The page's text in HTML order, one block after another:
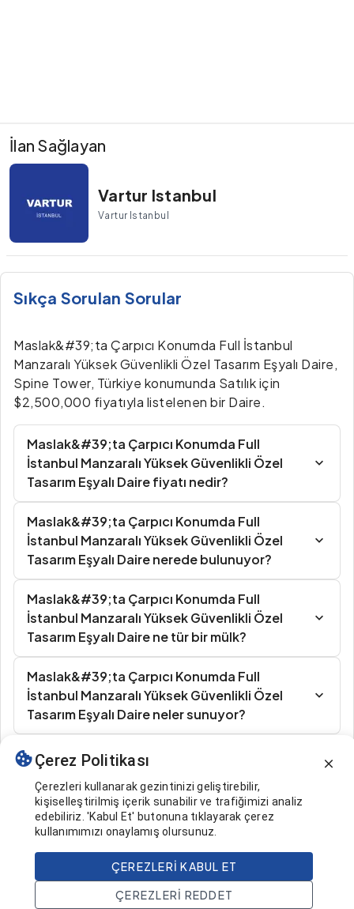
İlan Sağlayan
Vartur Istanbul
Vartur Istanbul
Sıkça Sorulan Sorular
Maslak&#39;ta Çarpıcı Konumda Full İstanbul
Manzaralı Yüksek Güvenlikli Özel Tasarım Eşyalı Daire,
Spine Tower, Türkiye konumunda Satılık için
$2,500,000 fiyatıyla listelenen bir Daire.
Maslak&#39;ta Çarpıcı Konumda Full
İstanbul Manzaralı Yüksek Güvenlikli Özel
Tasarım Eşyalı Daire fiyatı nedir?
Maslak&#39;ta Çarpıcı Konumda Full
İstanbul Manzaralı Yüksek Güvenlikli Özel
Tasarım Eşyalı Daire nerede bulunuyor?
Maslak&#39;ta Çarpıcı Konumda Full
İstanbul Manzaralı Yüksek Güvenlikli Özel
Tasarım Eşyalı Daire ne tür bir mülk?
Maslak&#39;ta Çarpıcı Konumda Full
İstanbul Manzaralı Yüksek Güvenlikli Özel
Tasarım Eşyalı Daire neler sunuyor?
Benzer İlanlar
2.500.000 $
Çerez Politikası
Çerezleri kullanarak gezintinizi geliştirebilir,
kişiselleştirilmiş içerik sunabilir ve trafiğimizi analiz
edebiliriz. 'Kabul Et' butonuna tıklayarak çerez
kullanımımızı onaylamış olursunuz.
ÇEREZLERI KABUL ET
ÇEREZLERI REDDET